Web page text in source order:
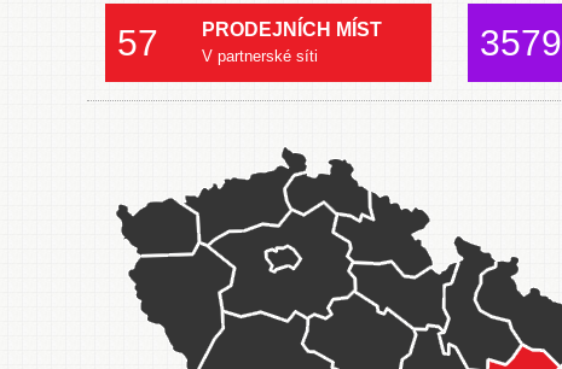
57 PRODEJNÍCH MÍST
V partnerské síti 3579